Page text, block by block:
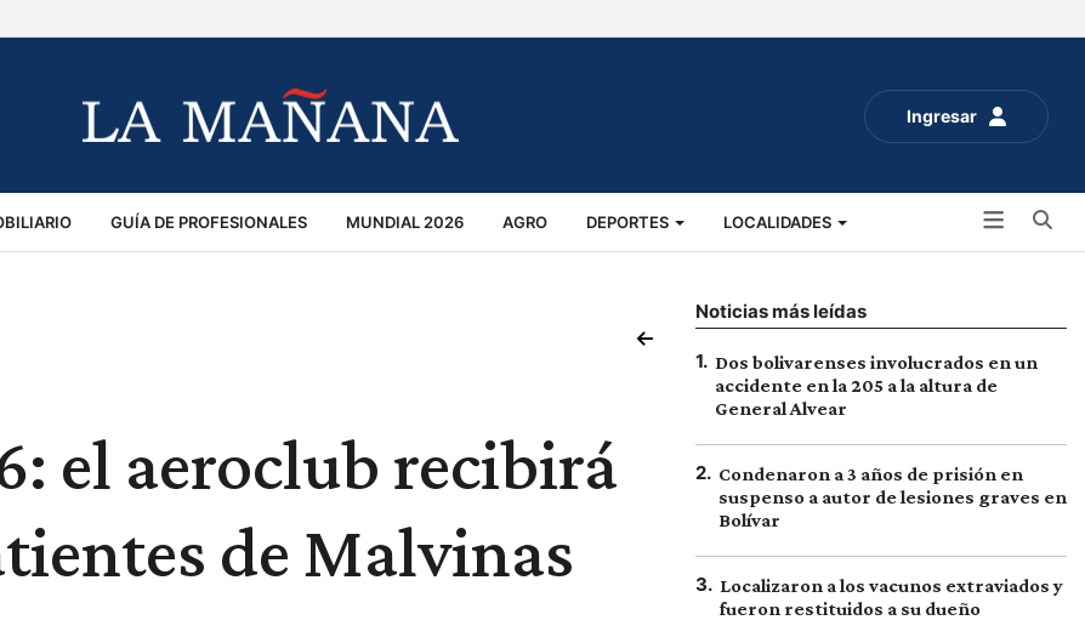
Ingresar
GUÍA DE PROFESIONALES MUNDIAL 2026 AGRO DEPORTES LOCALIDADES
el aeroclub recibirá
de Malvinas
Noticias más leídas
1. Dos bolivarenses involucrados en un
accidente en la 205 a la altura de
General Alvear
2. Condenaron a 3 años de prisión en
suspenso a autor de lesiones graves en
Bolívar
3. Localizaron a los vacunos extraviados y
fueron restituidos a su dueño